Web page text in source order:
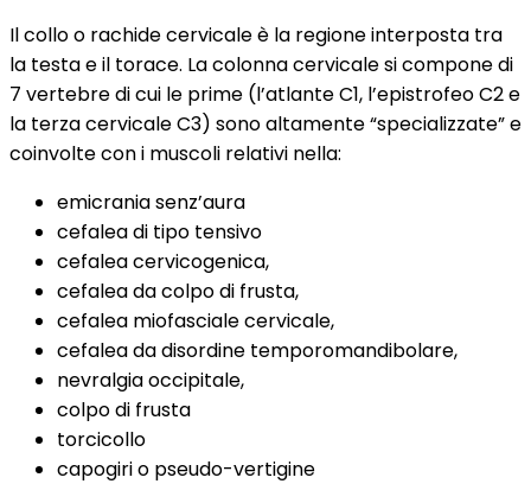
Il collo o rachide cervicale è la regione interposta tra
la testa e il torace. La colonna cervicale si compone di
7 vertebre di cui le prime (l’atlante C1, l’epistrofeo C2 e
la terza cervicale C3) sono altamente “specializzate” e
coinvolte con i muscoli relativi nella:
emicrania senz’aura
cefalea di tipo tensivo
cefalea cervicogenica,
cefalea da colpo di frusta,
cefalea miofasciale cervicale,
cefalea da disordine temporomandibolare,
nevralgia occipitale,
colpo di frusta
torcicollo
capogiri o pseudo-vertigine